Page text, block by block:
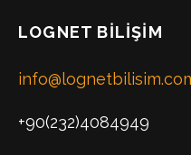
LOGNET BILIŞIM
+90(232)4084949